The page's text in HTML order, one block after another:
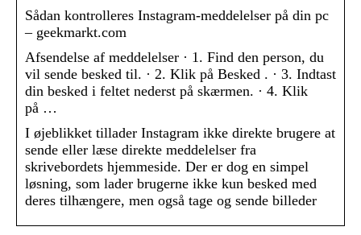
Sådan kontrolleres Instagram-meddelelser på din pc
– geekmarkt.com
Afsendelse af meddelelser · 1. Find den person, du
vil sende besked til. · 2. Klik på Besked . · 3. Indtast
din besked i feltet nederst på skærmen. · 4. Klik
på …
I øjeblikket tillader Instagram ikke direkte brugere at
sende eller læse direkte meddelelser fra
skrivebordets hjemmeside. Der er dog en simpel
løsning, som lader brugerne ikke kun besked med
deres tilhængere, men også tage og sende billeder